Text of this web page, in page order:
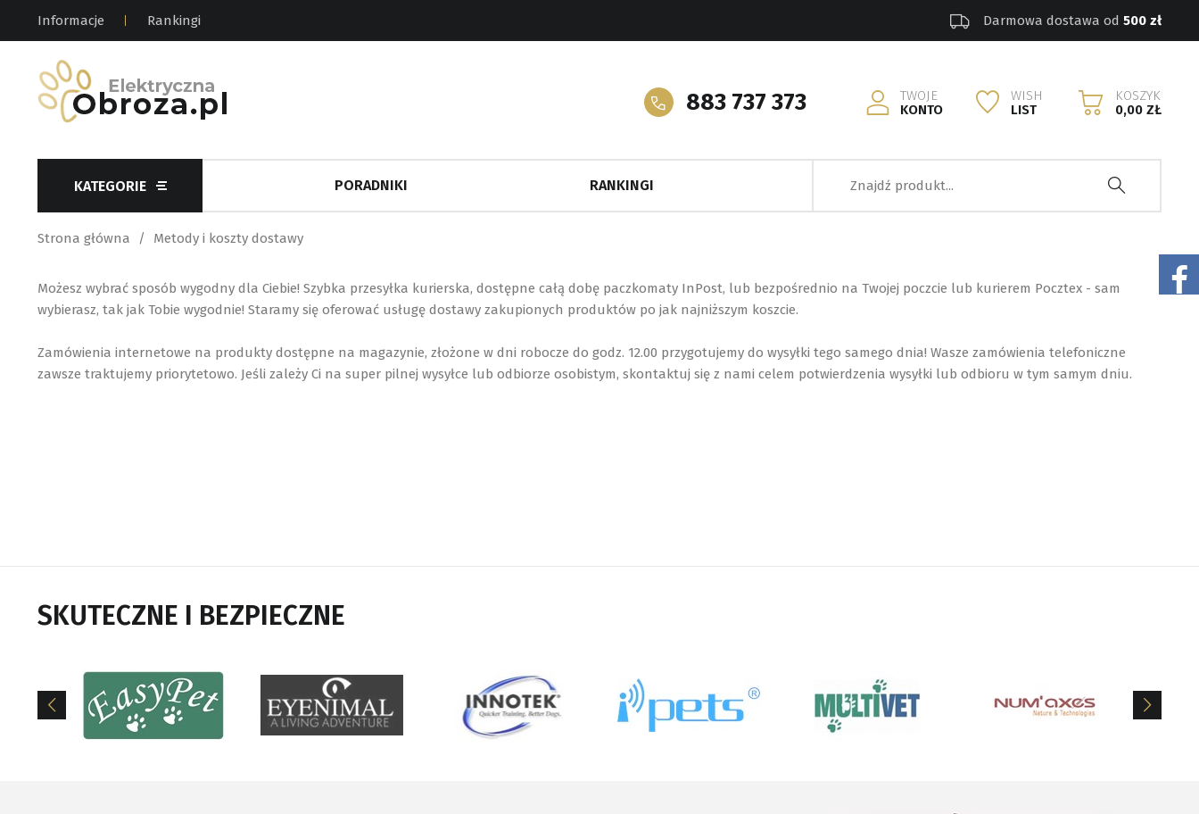
Informacje Rankingi Darmowa dostawa od 500 zł
KOSZYK
0,00 ZŁ
WISH
LIST
TWOJE
KONTO
883 737 373
KATEGORIE PORADNIKI RANKINGI
Strona główna Metody i koszty dostawy
Możesz wybrać sposób wygodny dla Ciebie! Szybka przesyłka kurierska, dostępne całą dobę paczkomaty InPost, lub bezpośrednio na Twojej poczcie lub kurierem Pocztex - sam
wybierasz, tak jak Tobie wygodnie! Staramy się oferować usługę dostawy zakupionych produktów po jak najniższym koszcie.
Zamówienia internetowe na produkty dostępne na magazynie, złożone w dni robocze do godz. 12.00 przygotujemy do wysyłki tego samego dnia! Wasze zamówienia telefoniczne
zawsze traktujemy priorytetowo. Jeśli zależy Ci na super pilnej wysyłce lub odbiorze osobistym, skontaktuj się z nami celem potwierdzenia wysyłki lub odbioru w tym samym dniu.
SKUTECZNE I BEZPIECZNE